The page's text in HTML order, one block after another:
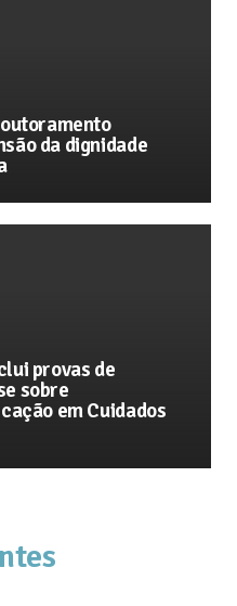
da dignidade
provas de
sobre
em Cuidados